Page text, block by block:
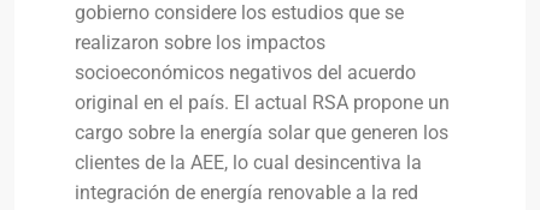
gobierno considere los estudios que se
realizaron sobre los impactos
socioeconómicos negativos del acuerdo
original en el país. El actual RSA propone un
cargo sobre la energía solar que generen los
clientes de la AEE, lo cual desincentiva la
integración de energía renovable a la red